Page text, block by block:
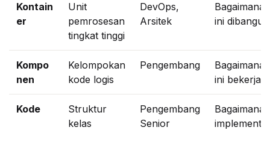
Kontain
er
Unit
pemrosesan
tingkat tinggi
DevOps,
Arsitek
Bagaimana
ini
Kompo
nen
Kelompokan
kode logis
Pengembang
Bagaimana
ini bekerja?
Kode
Struktur
kelas
Pengembang
Senior
Bagaimana